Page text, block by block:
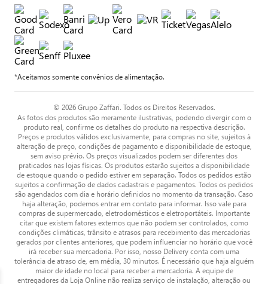
*Aceitamos somente convênios de alimentação.
© 2026 Grupo Zaffari. Todos os Direitos Reservados.
As fotos dos produtos são meramente ilustrativas, podendo divergir com o
produto real, confirme os detalhes do produto na respectiva descrição.
Preços e produtos válidos exclusivamente, para compras no site, sujeitos à
alteração de preço, condições de pagamento e disponibilidade de estoque,
sem aviso prévio. Os preços visualizados podem ser diferentes dos
praticados nas lojas físicas. Os produtos estarão sujeitos a disponibilidade
de estoque quando o pedido estiver em separação. Todos os pedidos estão
sujeitos a confirmação de dados cadastrais e pagamentos. Todos os pedidos
são agendados com dia e horário definidos no momento da transação. Caso
haja alteração, podemos entrar em contato para informar. Isso vale para
compras de supermercado, eletrodomésticos e eletroportáteis. Importante
citar que existem fatores externos que não podem ser controlados, como
condições climáticas, trânsito e atrasos para recebimento das mercadorias
gerados por clientes anteriores, que podem influenciar no horário que você
irá receber sua mercadoria. Por isso, nosso Delivery conta com uma
tolerância de atraso de, em média, 30 minutos. É necessário que haja alguém
maior de idade no local para receber a mercadoria. A equipe de
entregadores da Loja Online não realiza serviço de instalação, alteração ou